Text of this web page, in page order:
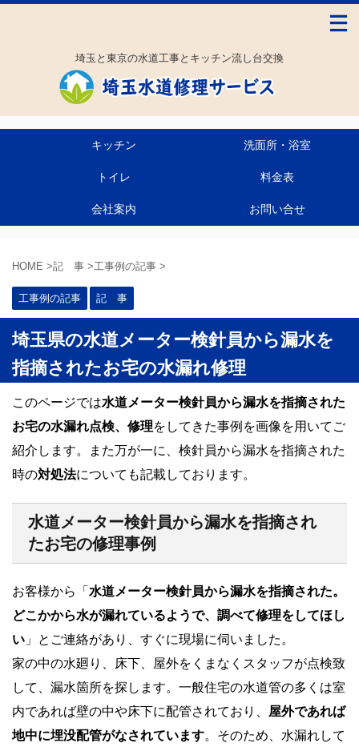
埼玉と東京の水道工事とキッチン流し台交換
キッチン 洗面所・浴室
トイレ 料金表
会社案内 お問い合せ
HOME >記 事 >工事例の記事 >
工事例の記事 記 事
埼玉県の水道メーター検針員から漏水を
指摘されたお宅の水漏れ修理
このページでは水道メーター検針員から漏水を指摘された
お宅の水漏れ点検、修理をしてきた事例を画像を用いてご
紹介します。また万が一に、検針員から漏水を指摘された
時の対処法についても記載しております。
水道メーター検針員から漏水を指摘され
たお宅の修理事例
お客様から「 水道メーター検針員から漏水を指摘された。
どこかから水が漏れているようで、調べて修理をしてほし
い 」とご連絡があり、すぐに現場に伺いました。
家の中の水廻り、床下、屋外をくまなくスタッフが点検致
して、漏水箇所を探します。一般住宅の水道管の多くは室
内であれば壁の中や床下に配管されており、 屋外であれば
地中に埋没配管がなされています。そのため、水漏れして